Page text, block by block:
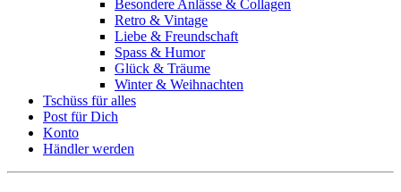
Besondere Anlässe & Collagen
Retro & Vintage
Liebe & Freundschaft
Spass & Humor
Glück & Träume
Winter & Weihnachten
Tschüss für alles
Post für Dich
Konto
Händler werden